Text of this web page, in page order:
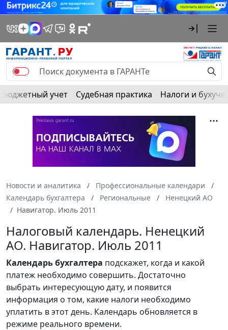
Бюджетный учет Судебная практика Налоги и
Новости и аналитика
Профессиональные календари
Календарь бухгалтера
Региональные
Ненецкий АО
Навигатор. Июль 2011
Налоговый календарь. Ненецкий
АО. Навигатор. Июль 2011
Календарьбухгалтера подскажет, когда и какой
платеж необходимо совершить. Достаточно
выбрать интересующую дату, и появится
информация о том, какие налоги необходимо
уплатить в этот день. Календарь обновляется в
режиме реального времени.